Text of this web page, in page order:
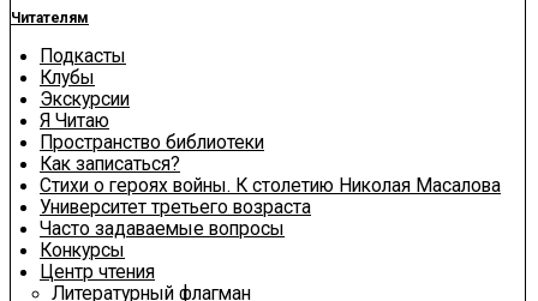
Читателям
Подкасты
Клубы
Экскурсии
Я Читаю
Пространство библиотеки
Как записаться?
Стихи о героях войны. К столетию Николая Масалова
Университет третьего возраста
Часто задаваемые вопросы
Конкурсы
Центр чтения
Литературный флагман